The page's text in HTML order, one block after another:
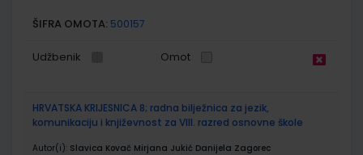
ŠIFRA OMOTA: 500157
Udžbenik Omot
HRVATSKA KRIJESNICA 8; radna bilježnica za jezik,
komunikaciju i književnost za VIII. razred osnovne škole
Autor(i): Slavica Kovač Mirjana Jukić Danijela Zagorec